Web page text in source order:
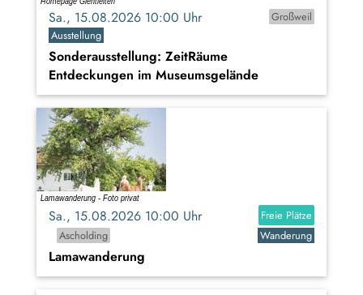
Sa., 15.08.2026 10:00 Uhr
Großweil
Ausstellung
Sonderausstellung: ZeitRäume
Entdeckungen im Museumsgelände
Sa., 15.08.2026 10:00 Uhr
Freie Plätze
Ascholding
Wanderung
Lamawanderung